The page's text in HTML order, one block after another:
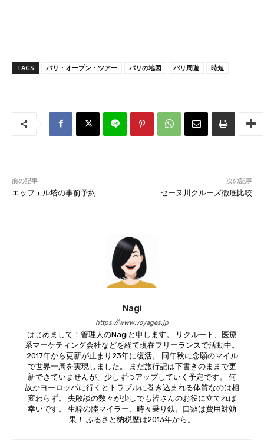
TAGS パリ・オープン・ツアー パリの地図 パリ周遊 時短
前の記事
エッフェル塔の事前予約
次の記事
セーヌ川クルーズ徹底比較
Nagi
https://www.voyages.jp
はじめまして！管理人のNagiと申します。 リクルート、医療
系マーケティング会社などを経て現在フリーランスで活動中。
2017年から更新が止まり23年に復活。 同年秋に念願のマイル
で世界一周を実現しました。 まだ旅行記は下書きのままで更
新できていませんが、少しずつアップしていく予定です。 何
故かヨーロッパに行くとトラブルに巻き込まれる体質なのは相
変わらず。 失敗談の数々が少しでも皆さんのお役に立てれば
幸いです。 生粋の陸マイラー、時々乗り鉄。口癖は費用対効
果！ ふるさと納税歴は2013年から。